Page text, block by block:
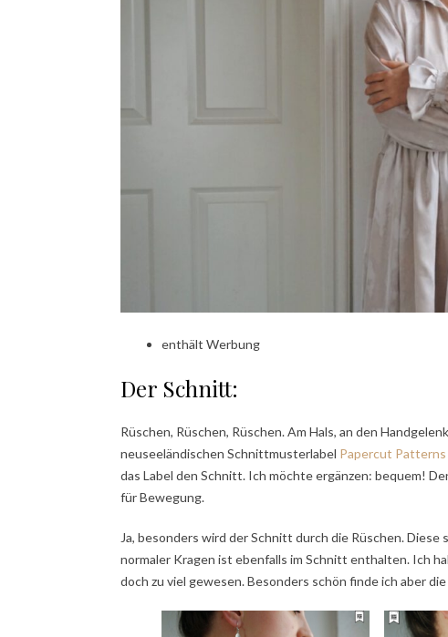
enthält Werbung
Der Schnitt:
Rüschen, Rüschen, Rüschen. Am Hals, an den
neuseeländischen Schnittmusterlabel Papercut Patterns
das Label den Schnitt. Ich möchte ergänzen: bequem!
für Bewegung.
Ja, besonders wird der Schnitt durch die Rüschen.
normaler Kragen ist ebenfalls im Schnitt enthalten. Ich
doch zu viel gewesen. Besonders schön finde ich aber